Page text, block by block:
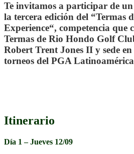
Te invitamos a participar de
la tercera edición del “Termas
Experience“, competencia que
Termas de Rio Hondo Golf
Robert Trent Jones II y sede
torneos del PGALatinoamérica
Itinerario
Día 1 – Jueves 12/09